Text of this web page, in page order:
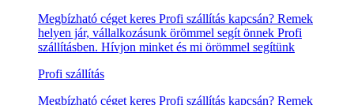
Megbízható céget keres Profi szállítás kapcsán? Remek
helyen jár, vállalkozásunk örömmel segít önnek Profi
szállításben. Hívjon minket és mi örömmel segítünk
Profi szállítás
Megbízható céget keres Profi szállítás kapcsán? Remek